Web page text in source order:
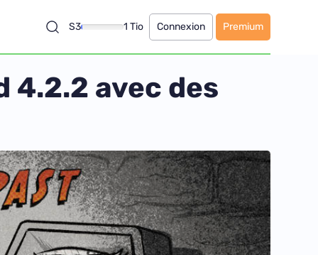
S3 1 Tio Connexion Premium
4.2.2 avec des